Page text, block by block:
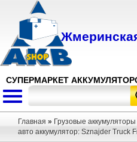
СУПЕРМАРКЕТ
Главная » Грузовые аккумуляторы
авто аккумулятор: Sznajder Truck